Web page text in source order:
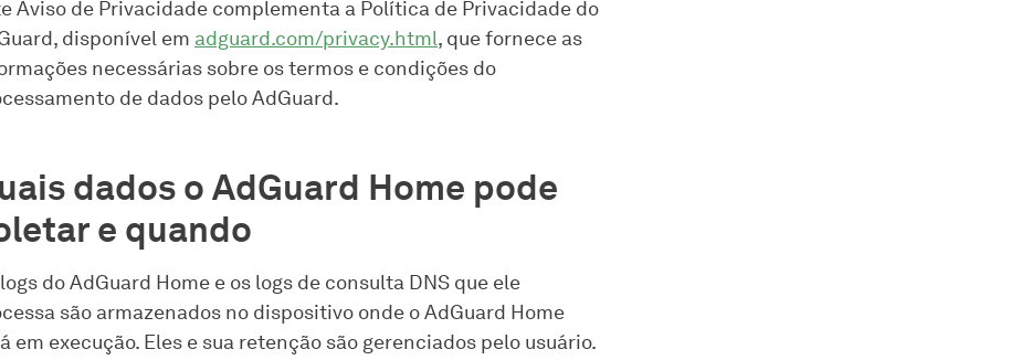
Aviso de Privacidade complementa a Política de Privacidade do
disponível em adguard.com/privacy.html, que fornece as
necessárias sobre os termos e condições do
de dados pelo AdGuard.
dados o AdGuard Home pode
e quando
do AdGuard Home e os logs de consulta DNS que ele
são armazenados no dispositivo onde o AdGuard Home
em execução. Eles e sua retenção são gerenciados pelo usuário.